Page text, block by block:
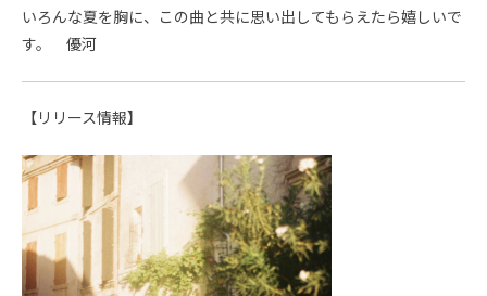
いろんな夏を胸に、この曲と共に思い出してもらえたら嬉しいで
す。 優河
【リリース情報】